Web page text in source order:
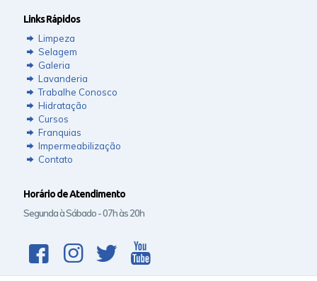
Links Rápidos
Limpeza
Selagem
Galeria
Lavanderia
Trabalhe Conosco
Hidratação
Cursos
Franquias
Impermeabilização
Contato
Horário de Atendimento
Segunda à Sábado - 07h às 20h